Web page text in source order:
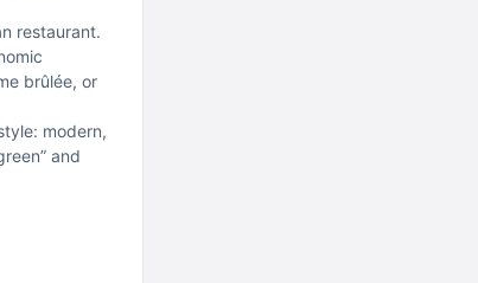
restaurant.
brûlée, or
modern,
and